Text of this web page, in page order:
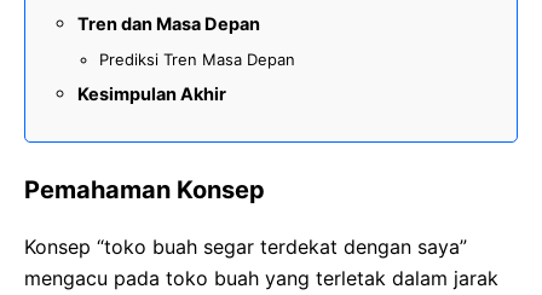
Tren dan Masa Depan
Prediksi Tren Masa Depan
Kesimpulan Akhir
Pemahaman Konsep
Konsep “toko buah segar terdekat dengan saya”
mengacu pada toko buah yang terletak dalam jarak